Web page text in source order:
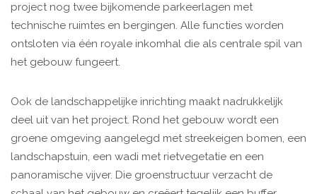
project nog twee bijkomende parkeerlagen met
technische ruimtes en bergingen. Alle functies worden
ontsloten via één royale inkomhal die als centrale spil van
het gebouw fungeert.
Ook de landschappelijke inrichting maakt nadrukkelijk
deel uit van het project. Rond het gebouw wordt een
groene omgeving aangelegd met streekeigen bomen, een
landschapstuin, een wadi met rietvegetatie en een
panoramische vijver. Die groenstructuur verzacht de